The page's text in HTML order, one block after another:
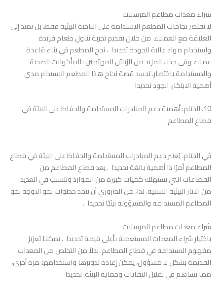
شراء معدات مطاعم المرسلات
لا تقتصر نجاحات المطعم الاستدامة على الناحية البيئية فقط، بل تمتد إلى
العلاقة مع العملاء. من خلال تقديم تجربة تناول طعام فريدة
واستخدام مواد عالية الجودة تحديدا ، نجح المطعم في بناء قاعدة
عملاء وفي جذب المزيد من الزبائن المهتمين بالمأكولات الصحية
والمستدامة.باختصار، تجسد قصة نجاح هذا المطعم الاستدام مدى
أهمية الابتكار، الجود تحديدا
10. الختام: أهمية دعم المبادرات المستدامة والحفاظ على البيئة في
قطاع المطاعم.
في الختام، يُعتبر دعم المبادرات المستدامة والحفاظ على البيئة في قطاع
المطاعم أمرًا ذا أهمية بالغة تحديدا . يعد قطاع المطاعم من
القطاعات التي تستهلك كميات كبيرة من الموارد وتتسبب في العديد
من الآثار البيئية السلبية. لذا، من الضروري أن نتخذ خطوات نحو التوجه نحو
المطاعم المستدامة والمسؤولة بيئيًا تحديدا .
شراء معدات مطاعم المرسلات
باختيار شراء المعدات المستعملة بأعلى قيمة تحديدا ، يمكننا تعزيز
مفهوم الاستدامة في قطاع المطاعم. بدلاً من التخلص من المعدات
القديمة بشكل لا مسؤول، يمكن إعادة تدويرها واستخدامها مرة أخرى،
مما يساهم في تقليل النفايات وحماية البيئة. تحديدا